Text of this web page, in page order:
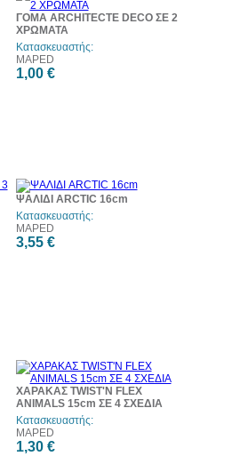
ΓΟΜΑ ARCHITECTE DECO ΣΕ 2
ΧΡΩΜΑΤΑ
Κατασκευαστής:
MAPED
1,00 €
ΨΑΛΙΔΙ ARCTIC 16cm
Κατασκευαστής:
MAPED
3,55 €
ΧΑΡΑΚΑΣ TWIST'N FLEX
ANIMALS 15cm ΣΕ 4 ΣΧΕΔΙΑ
Κατασκευαστής:
MAPED
1,30 €